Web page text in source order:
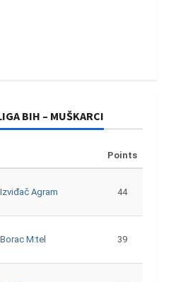
BIH – MUŠKARCI
Points
Agram 44
M:tel 39